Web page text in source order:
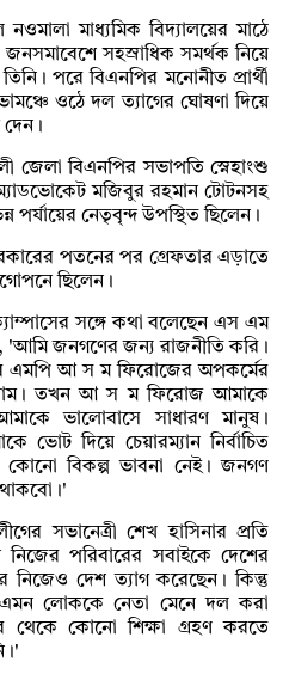
মাধ্যমিক বিদ্যালয়ের মাঠে
সহস্রাধিক সমর্থক নিয়ে
পরে বিএনপির মনোনীত প্রার্থী
ওঠে দল ত্যাগের ঘোষণা দিয়ে
জেলা বিএনপির সভাপতি স্নেহাংশু
মজিবুর রহমান টোটনসহ
পর্যায়ের নেতৃবৃন্দ উপস্থিত ছিলেন।
পতনের পর গ্রেফতার এড়াতে
ছিলেন।
সঙ্গে কথা বলেছেন এস এম
'আমি জনগণের জন্য রাজনীতি করি।
এমপি আ স ম ফিরোজের অপকর্মের
তখন আ স ম ফিরোজ আমাকে
ভালোবাসে সাধারণ মানুষ।
ভোট দিয়ে চেয়ারম্যান নির্বাচিত
কোনো বিকল্প ভাবনা নেই। জনগণ
সভানেত্রী শেখ হাসিনার প্রতি
পরিবারের সবাইকে দেশের
নিজেও দেশ ত্যাগ করেছেন। কিন্তু
এমন লোককে নেতা মেনে দল করা
থেকে কোনো শিক্ষা গ্রহণ করতে